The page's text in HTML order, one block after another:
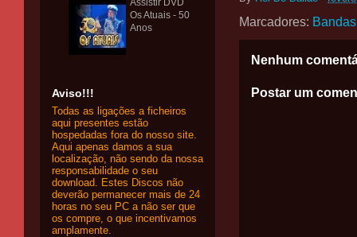
Marcadores: Bandas
Nenhum
Postar um
Assistir DVD
Os Atuais - 50
Anos
Aviso!!!
Todas as ligações a ficheiros
aqui presentes estão
hospedadas fora do nosso site.
Aqui apenas damos a sua
localização, não sendo da nossa
responsabilidade o seu
download. Estes Discos não
deverão permanecer mais de 24
horas no seu PC a não ser que
os compre, o que incentivamos
amplamente.